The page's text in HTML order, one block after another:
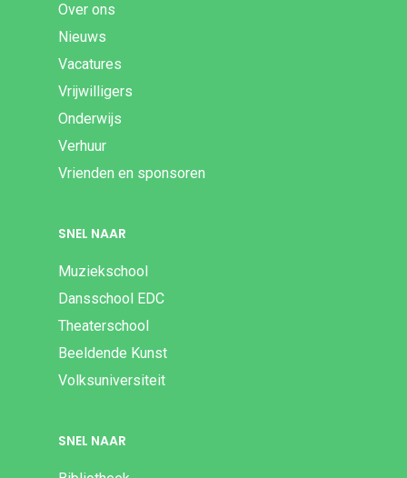
Over ons
Nieuws
Vacatures
Vrijwilligers
Onderwijs
Verhuur
Vrienden en sponsoren
SNEL NAAR
Muziekschool
Dansschool EDC
Theaterschool
Beeldende Kunst
Volksuniversiteit
SNEL NAAR